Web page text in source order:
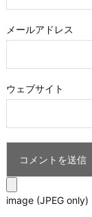
メールアドレス
ウェブサイト
image (JPEG only)